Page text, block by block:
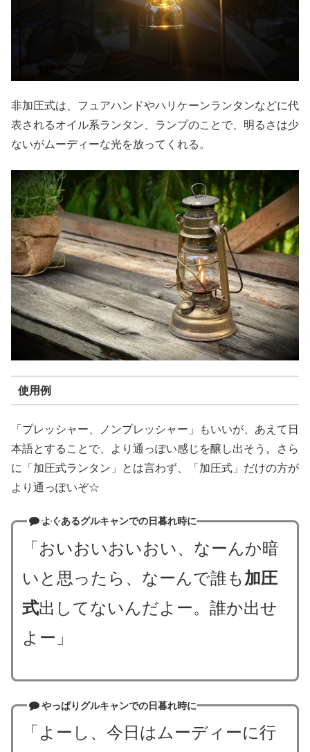
非加圧式は、フュアハンドやハリケーンランタンなどに代
表されるオイル系ランタン、ランプのことで、明るさは少
ないがムーディーな光を放ってくれる。
使用例
「プレッシャー、ノンプレッシャー」もいいが、あえて日
本語とすることで、より通っぽい感じを醸し出そう。さら
に「加圧式ランタン」とは言わず、「加圧式」だけの方が
より通っぽいぞ☆
よくあるグルキャンでの日暮れ時に
「おいおいおいおい、なーんか暗
いと思ったら、なーんで誰も加圧
式出してないんだよー。誰か出せ
よー」
やっぱりグルキャンでの日暮れ時に
「よーし、今日はムーディーに行